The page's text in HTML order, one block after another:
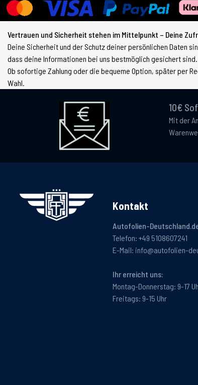
Vertrauen und Sicherheit stehen im Mittelpunkt – Deine
Deine Sicherheit und der Schutz deiner persönlichen Daten
dass deine Informationen bei uns bestmöglich gesichert sind.
Ob sofortige Zahlung oder die bequeme Option, später per
Wahl.
10€
Mit der
Kontakt
Autofolien-
Telefon: +49 5108607241
E-Mail: info@autofolien-
Ihr erreicht uns:
Montag-Donnerstag: 9-17
Freitags: 9-15 Uhr